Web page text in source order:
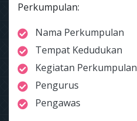
Perkumpulan:
Nama Perkumpulan
Tempat Kedudukan
Kegiatan Perkumpulan
Pengurus
Pengawas